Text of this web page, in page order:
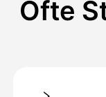
Ofte